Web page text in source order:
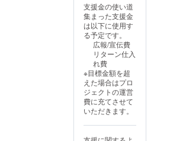
支援金の使い道
集まった支援金
は以下に使用す
る予定です。
広報/宣伝費
リターン仕入
れ費
※目標金額を超
えた場合はプロ
ジェクトの運営
費に充てさせて
いただきます。